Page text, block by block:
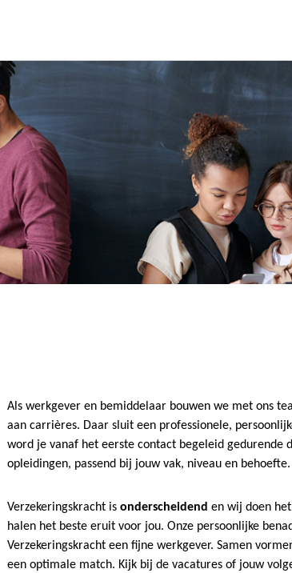
Als werkgever en bemiddelaar bouwen we met ons
aan carrières. Daar sluit een professionele,
word je vanaf het eerste contact begeleid
opleidingen, passend bij jouw vak, niveau en behoefte.
Verzekeringskracht is onderscheidend en wij doen het
halen het beste eruit voor jou. Onze persoonlijke
Verzekeringskracht een fijne werkgever. Samen
een optimale match. Kijk bij de vacatures of jouw